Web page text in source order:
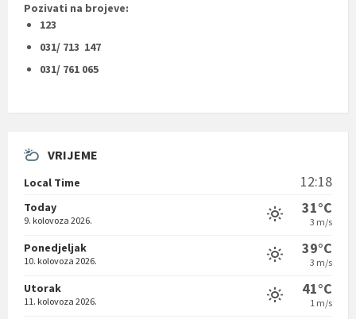
Pozivati na brojeve:
123
031/ 713 147
031/ 761 065
VRIJEME
Local Time 12:18
Today
9. kolovoza 2026.
31°C
3 m/s
Ponedjeljak
10. kolovoza 2026.
39°C
3 m/s
Utorak
11. kolovoza 2026.
41°C
1 m/s